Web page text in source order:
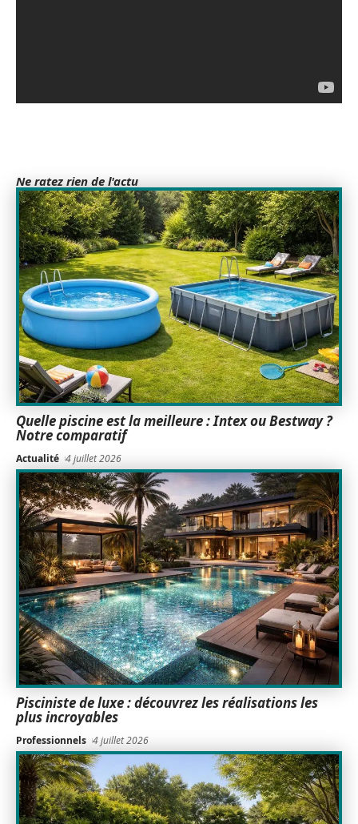
Ne ratez rien de l'actu
Quelle piscine est la meilleure : Intex ou Bestway ?
Notre comparatif
Actualité 4 juillet 2026
Pisciniste de luxe : découvrez les réalisations les
plus incroyables
Professionnels 4 juillet 2026